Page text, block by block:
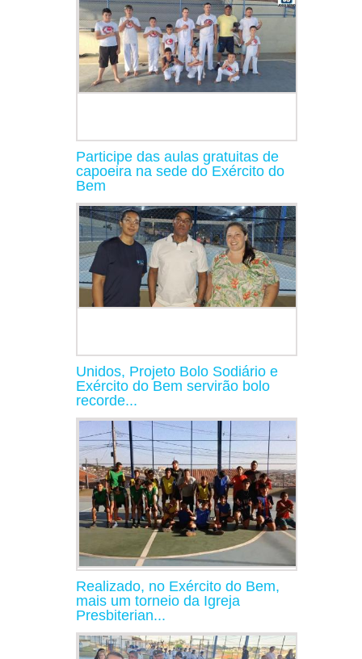
Participe das aulas gratuitas de
capoeira na sede do Exército do
Bem
Unidos, Projeto Bolo Sodiário e
Exército do Bem servirão bolo
recorde...
Realizado, no Exército do Bem,
mais um torneio da Igreja
Presbiterian...